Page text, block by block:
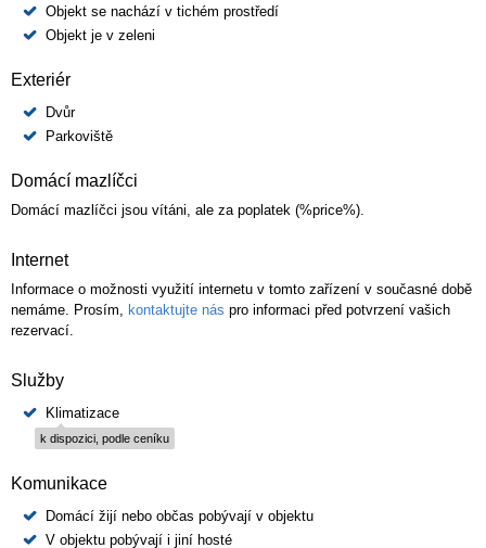
Objekt se nachází v tichém prostředí
Objekt je v zeleni
Exteriér
Dvůr
Parkoviště
Domácí mazlíčci
Domácí mazlíčci jsou vítáni, ale za poplatek (%price%).
Internet
Informace o možnosti využití internetu v tomto zařízení v současné době
nemáme. Prosím, kontaktujte nás pro informaci před potvrzení vašich
rezervací.
Služby
Klimatizace
k dispozici, podle ceníku
Komunikace
Domácí žijí nebo občas pobývají v objektu
V objektu pobývají i jiní hosté